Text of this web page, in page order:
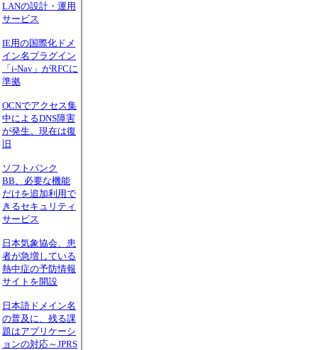
LANの設計・運用
サービス
IE用の国際化ドメ
イン名プラグイン
「i-Nav」がRFCに
準拠
OCNでアクセス集
中によるDNS障害
が発生。現在は復
旧
ソフトバンク
BB、必要な機能
だけを追加利用で
きるセキュリティ
サービス
日本気象協会、患
者が急増している
熱中症の予防情報
サイトを開設
日本語ドメイン名
の普及に、残る課
題はアプリケーシ
ョンの対応～JPRS